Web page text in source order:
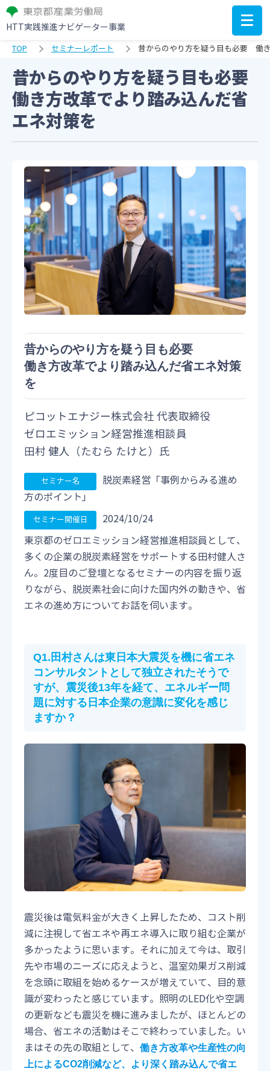
TOP セミナーレポート 昔からのやり方を疑う目も必要 働
昔からのやり方を疑う目も必要
働き方改革でより踏み込んだ省
エネ対策を
HTT実践推進ナビゲーター事業
昔からのやり方を疑う目も必要
働き方改革でより踏み込んだ省エネ対策
を
ピコットエナジー株式会社 代表取締役
ゼロエミッション経営推進相談員
田村 健人（たむら たけと）氏
脱炭素経営「事例からみる進め
方のポイント」
2024/10/24
東京都のゼロエミッション経営推進相談員として、
多くの企業の脱炭素経営をサポートする田村健人さ
ん。2度目のご登壇となるセミナーの内容を振り返
りながら、脱炭素社会に向けた国内外の動きや、省
エネの進め方についてお話を伺います。
Q1.田村さんは東日本大震災を機に省エネ
コンサルタントとして独立されたそうで
すが、震災後13年を経て、エネルギー問
題に対する日本企業の意識に変化を感じ
ますか？
震災後は電気料金が大きく上昇したため、コスト削
減に注視して省エネや再エネ導入に取り組む企業が
多かったように思います。それに加えて今は、取引
先や市場のニーズに応えようと、温室効果ガス削減
を念頭に取組を始めるケースが増えていて、目的意
識が変わったと感じています。照明のLED化や空調
の更新なども震災を機に進みましたが、ほとんどの
場合、省エネの活動はそこで終わっていました。い
まはその先の取組として、 働き方改革や生産性の向
上によるCO2削減など、より深く踏み込んで省エ